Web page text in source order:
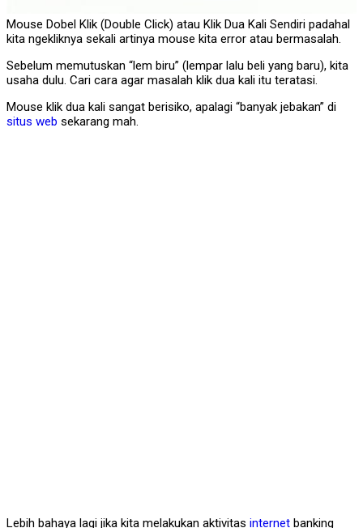
Mouse Dobel Klik (Double Click) atau Klik Dua Kali Sendiri padahal
kita ngekliknya sekali artinya mouse kita error atau bermasalah.
Sebelum memutuskan “lem biru” (lempar lalu beli yang baru), kita
usaha dulu. Cari cara agar masalah klik dua kali itu teratasi.
Mouse klik dua kali sangat berisiko, apalagi “banyak jebakan” di
situs web sekarang mah.
Lebih bahaya lagi jika kita melakukan aktivitas internet banking